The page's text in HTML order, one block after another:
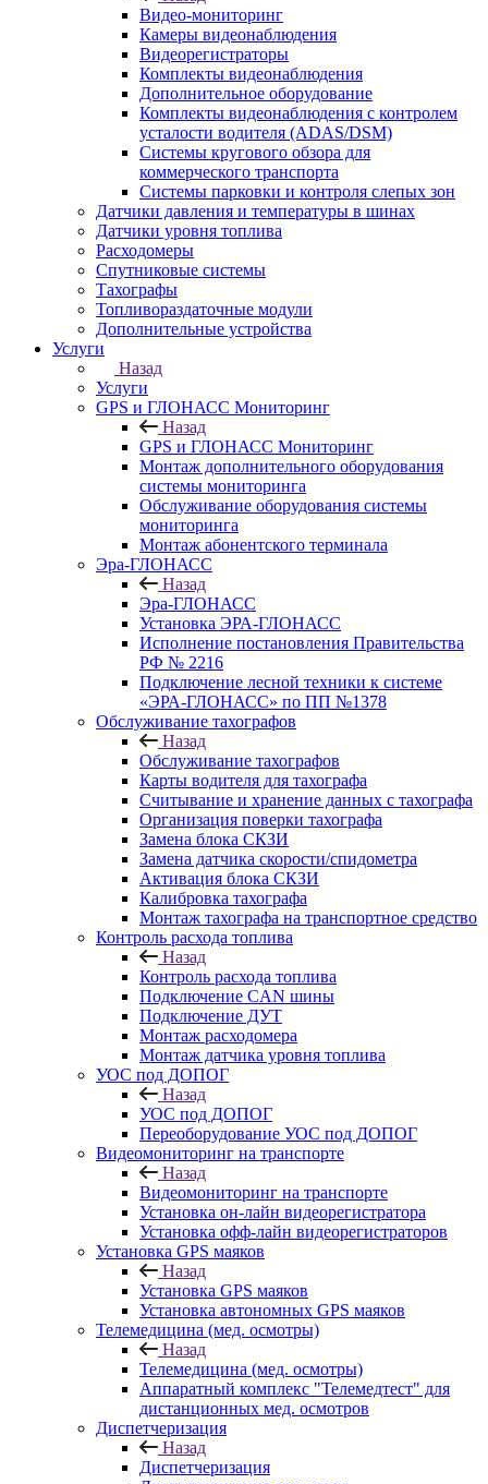
Видео-мониторинг
Камеры видеонаблюдения
Видеорегистраторы
Комплекты видеонаблюдения
Дополнительное оборудование
Комплекты видеонаблюдения с контролем
усталости водителя (ADAS/DSM)
Системы кругового обзора для
коммерческого транспорта
Системы парковки и контроля слепых зон
Датчики давления и температуры в шинах
Датчики уровня топлива
Расходомеры
Спутниковые системы
Тахографы
Топливораздаточные модули
Дополнительные устройства
Услуги
Назад
Услуги
GPS и ГЛОНАСС Мониторинг
Назад
GPS и ГЛОНАСС Мониторинг
Монтаж дополнительного оборудования
системы мониторинга
Обслуживание оборудования системы
мониторинга
Монтаж абонентского терминала
Эра-ГЛОНАСС
Назад
Эра-ГЛОНАСС
Установка ЭРА-ГЛОНАСС
Исполнение постановления Правительства
РФ № 2216
Подключение лесной техники к системе
«ЭРА-ГЛОНАСС» по ПП №1378
Обслуживание тахографов
Назад
Обслуживание тахографов
Карты водителя для тахографа
Считывание и хранение данных с тахографа
Организация поверки тахографа
Замена блока СКЗИ
Замена датчика скорости/спидометра
Активация блока СКЗИ
Калибровка тахографа
Монтаж тахографа на транспортное средство
Контроль расхода топлива
Назад
Контроль расхода топлива
Подключение CAN шины
Подключение ДУТ
Монтаж расходомера
Монтаж датчика уровня топлива
УОС под ДОПОГ
Назад
УОС под ДОПОГ
Переоборудование УОС под ДОПОГ
Видеомониторинг на транспорте
Назад
Видеомониторинг на транспорте
Установка он-лайн видеорегистратора
Установка офф-лайн видеорегистраторов
Установка GPS маяков
Назад
Установка GPS маяков
Установка автономных GPS маяков
Телемедицина (мед. осмотры)
Назад
Телемедицина (мед. осмотры)
Аппаратный комплекс "Телемедтест" для
дистанционных мед. осмотров
Диспетчеризация
Назад
Диспетчеризация